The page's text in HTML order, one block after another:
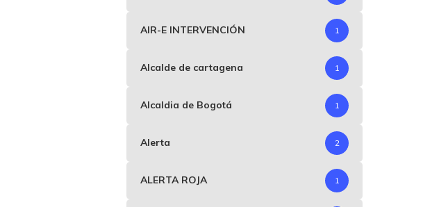
AIR-E INTERVENCIÓN 1
Alcalde de cartagena 1
Alcaldia de Bogotá 1
Alerta 2
ALERTA ROJA 1